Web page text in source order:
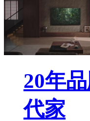
20年
代家